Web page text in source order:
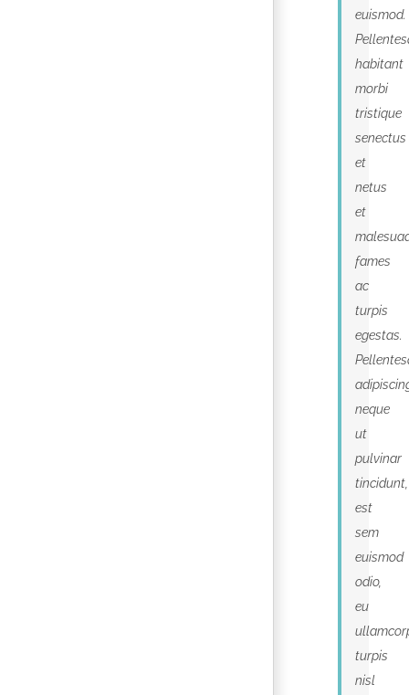
euismod.
habitant
morbi
tristique
senectus
et
netus
et
fames
ac
turpis
egestas.
neque
ut
pulvinar
tincidunt,
est
sem
euismod
odio,
eu
turpis
nisl